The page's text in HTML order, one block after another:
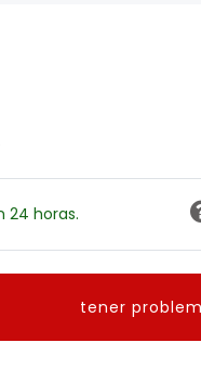
24 horas.
tener